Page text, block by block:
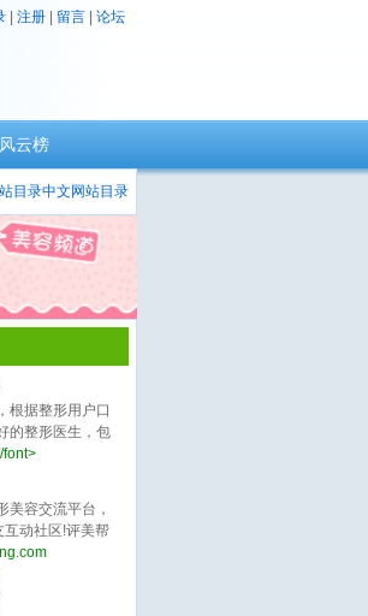
注册 留言 论坛
风云榜
目录中文网站目录
根据整形用户口
的整形医生，包
医生、微整形医
、眼睛整形医
font>
容交流平台，
动社区!评美帮
）是目前
权威的整形美容